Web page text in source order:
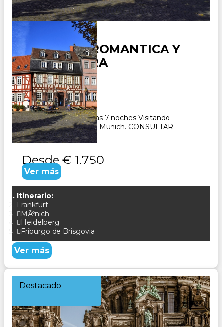
ALEMANIA ROMANTICA Y
SELVA NEGRA
Duración:
8Días7Noches
Paquete Turístico 8 días 7 noches Visitando
Frankfurt, Estrasburgo, Munich. CONSULTAR
Desde € 1.750
Ver más
Itinerario:
Frankfurt
MÃºnich
Heidelberg
Friburgo de Brisgovia
Ver más
Destacado